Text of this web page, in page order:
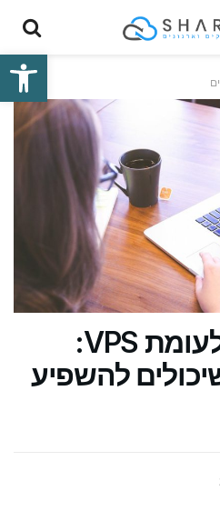
פתח
אירוח משותף לעומת VPS:
להשפיע